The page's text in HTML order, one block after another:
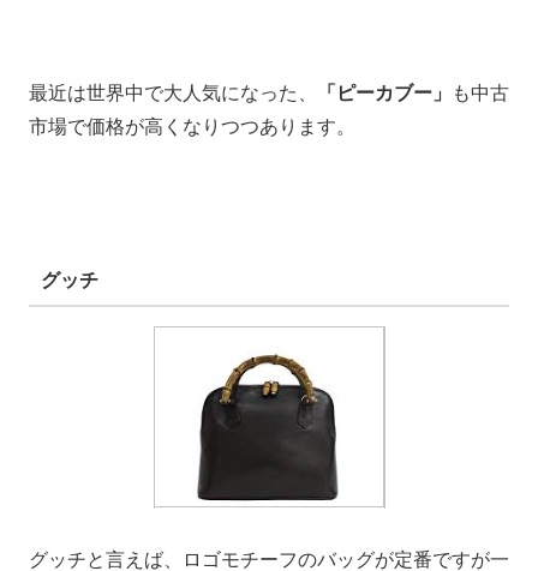
最近は世界中で大人気になった、 「ピーカブー」
も中古
市場で価格が高くなりつつあります。
グッチ
グッチと言えば、ロゴモチーフのバッグが定番ですが一